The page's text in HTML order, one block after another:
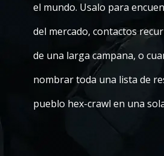
el mundo. Usalo para
del mercado, contactos
de una larga campana, o
nombrar toda una lista de
pueblo hex-crawl en una